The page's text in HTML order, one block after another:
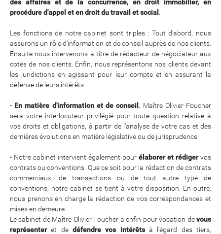
des affaires et de la concurrence, en droit immobilier, en
procédure d'appel et en droit du travail et social
Les fonctions de notre cabinet sont triples : Tout d'abord, nous
assurons un rôle d'information et de conseil auprès de nos clients.
Ensuite nous intervenons à titre de rédacteur de négociateur aux
cotés de nos clients. Enfin, nous représentons nos clients devant
les juridictions en agissant pour leur compte et en assurant la
défense de leurs intérêts.
- En matière d'information et de conseil , Maître Olivier Foucher
sera votre interlocuteur privilégié pour toute question relative à
vos droits et obligations, à partir de l'analyse de votre cas et des
dernières évolutions en matière législative ou de jurisprudence.
- Notre cabinet intervient également pour élaborer et rédigervos
contrats ou conventions. Que ce soit pour la rédaction de contrats
commerciaux, de transactions ou de tout autre type de
conventions, notre cabinet se tient à votre disposition. En outre,
nous prenons en charge la rédaction de vos correspondances et
mises en demeure.
Le cabinet de Maître Olivier Foucher a enfin pour vocation devous
représenteret de défendre vos intérêtsà l'égard des tiers,